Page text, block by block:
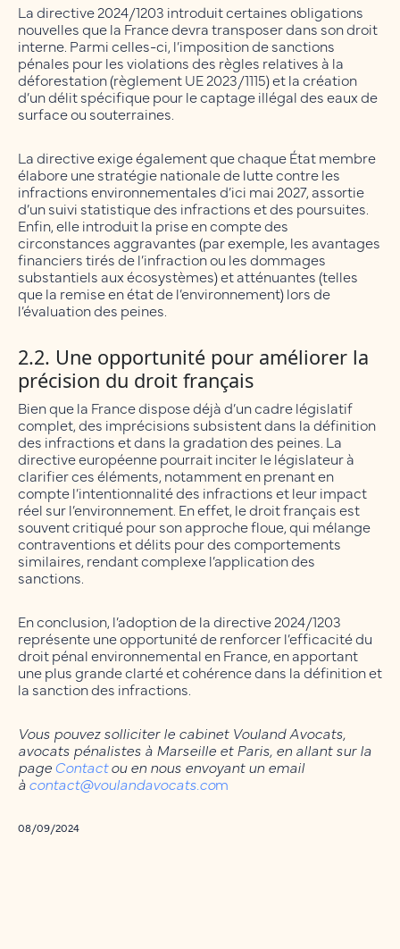
La directive 2024/1203 introduit certaines obligations
nouvelles que la France devra transposer dans son droit
interne. Parmi celles-ci, l’imposition de sanctions
pénales pour les violations des règles relatives à la
déforestation (règlement UE 2023/1115) et la création
d’un délit spécifique pour le captage illégal des eaux de
surface ou souterraines.
La directive exige également que chaque État membre
élabore une stratégie nationale de lutte contre les
infractions environnementales d’ici mai 2027, assortie
d’un suivi statistique des infractions et des poursuites.
Enfin, elle introduit la prise en compte des
circonstances aggravantes (par exemple, les avantages
financiers tirés de l’infraction ou les dommages
substantiels aux écosystèmes) et atténuantes (telles
que la remise en état de l’environnement) lors de
l’évaluation des peines.
2.2. Une opportunité pour améliorer la
précision du droit français
Bien que la France dispose déjà d’un cadre législatif
complet, des imprécisions subsistent dans la définition
des infractions et dans la gradation des peines. La
directive européenne pourrait inciter le législateur à
clarifier ces éléments, notamment en prenant en
compte l’intentionnalité des infractions et leur impact
réel sur l’environnement. En effet, le droit français est
souvent critiqué pour son approche floue, qui mélange
contraventions et délits pour des comportements
similaires, rendant complexe l’application des
sanctions.
En conclusion, l’adoption de la directive 2024/1203
représente une opportunité de renforcer l’efficacité du
droit pénal environnemental en France, en apportant
une plus grande clarté et cohérence dans la définition et
la sanction des infractions.
Vous pouvez solliciter le cabinet Vouland Avocats,
avocats pénalistes à Marseille et Paris, en allant sur la
pageContactou en nous envoyant un email
àcontact@voulandavocats.com
08/09/2024